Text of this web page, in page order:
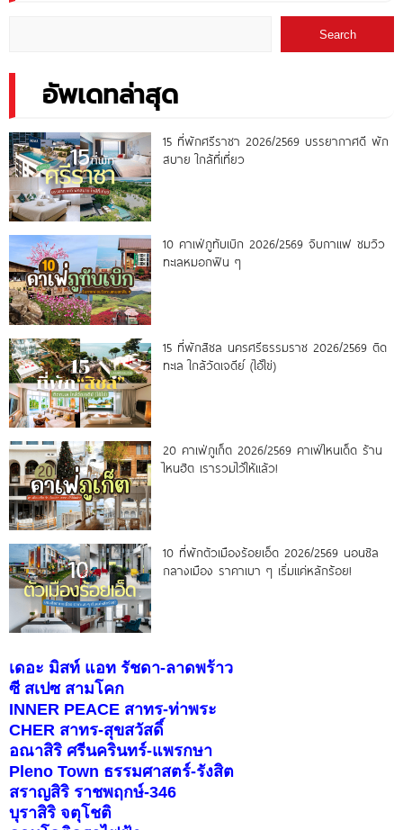
Search
อัพเดทล่าสุด
15 ที่พักศรีราชา 2026/2569 บรรยากาศดี พัก
สบาย ใกล้ที่เที่ยว
10 คาเฟ่ภูทับเบิก 2026/2569 จิบกาแฟ ชมวิว
ทะเลหมอกฟิน ๆ
15 ที่พักสิชล นครศรีธรรมราช 2026/2569 ติด
ทะเล ใกล้วัดเจดีย์ (ไอ้ไข่)
20 คาเฟ่ภูเก็ต 2026/2569 คาเฟ่ไหนเด็ด ร้าน
ไหนฮิต เรารวมไว้ให้แล้ว!
10 ที่พักตัวเมืองร้อยเอ็ด 2026/2569 นอนชิล
กลางเมือง ราคาเบา ๆ เริ่มแค่หลักร้อย!
เดอะ มิสท์ แอท รัชดา-ลาดพร้าว
ซี สเปซ สามโคก
INNER PEACE สาทร-ท่าพระ
CHER สาทร-สุขสวัสดิ์
อณาสิริ ศรีนครินทร์-แพรกษา
Pleno Town ธรรมศาสตร์-รังสิต
สราญสิริ ราชพฤกษ์-346
บุราสิริ จตุโชติ